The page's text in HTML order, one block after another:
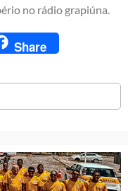
no rádio grapiúna.
Share